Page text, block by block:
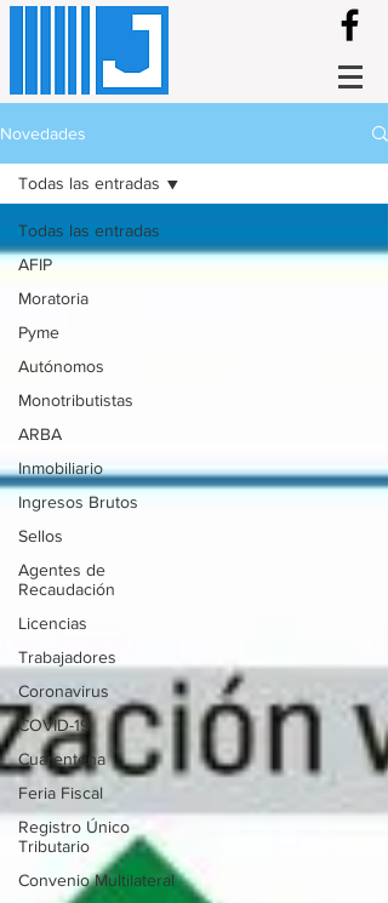
Novedades
Todas las entradas
AFIP
Moratoria
Pyme
Autónomos
Monotributistas
ARBA
Inmobiliario
Ingresos Brutos
Sellos
Agentes de
Recaudación
Licencias
Trabajadores
Coronavirus
COVID-19
Cuarentena
Feria Fiscal
Registro Único
Tributario
Convenio Multilateral
Todas las entradas